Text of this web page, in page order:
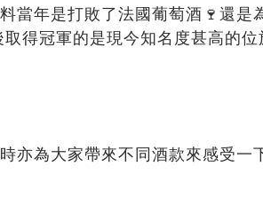
當年是打敗了法國葡萄酒 🍷還是
取得冠軍的是現今知名度甚高的位
亦為大家帶來不同酒款來感受一